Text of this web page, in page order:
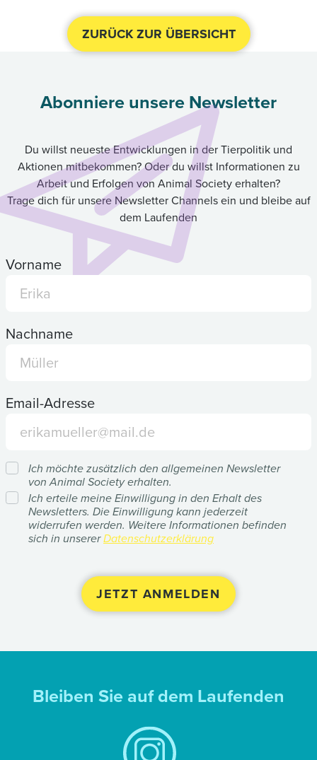
ZURÜCK ZUR ÜBERSICHT
Abonniere unsere Newsletter
Du willst neueste Entwicklungen in der Tierpolitik und
Aktionen mitbekommen? Oder du willst Informationen zu
Arbeit und Erfolgen von Animal Society erhalten?
Trage dich für unsere Newsletter Channels ein und bleibe auf
dem Laufenden
Vorname
Nachname
Email-Adresse
Ich möchte zusätzlich den allgemeinen Newsletter
von Animal Society erhalten.
Ich erteile meine Einwilligung in den Erhalt des
Newsletters. Die Einwilligung kann jederzeit
widerrufen werden. Weitere Informationen befinden
sich in unsererDatenschutzerklärung
Bleiben Sie auf dem Laufenden